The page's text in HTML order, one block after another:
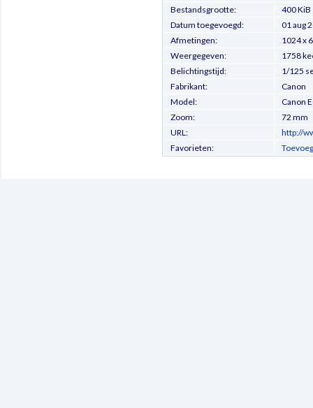
Bestandsgrootte:
400 KiB
Datum toegevoegd:
01 aug
Afmetingen:
1024 x
Weergegeven:
1758
Belichtingstijd:
1/125
Fabrikant:
Canon
Model:
Canon
Zoom:
72 mm
URL:
http://
Favorieten: